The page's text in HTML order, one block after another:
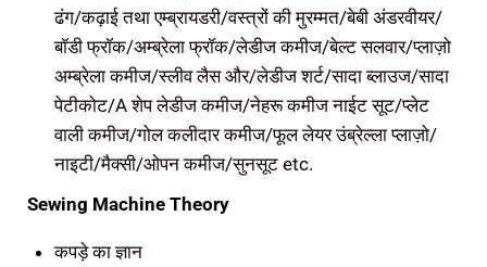
ढंग/कढ़ाई तथा एम्ब्रायडरी/वस्त्रों की मुरम्मत/बेबी अंडरवीयर/
बॉडी फ्रॉक/अम्ब्रेला फ्रॉक/लेडीज कमीज/बेल्ट सलवार/प्लाज़ो
अम्ब्रेला कमीज/स्लीव लैस और/लेडीज शर्ट/सादा ब्लाउज/सादा
पेटीकोट/A शेप लेडीज कमीज/नेहरू कमीज नाईट सूट/प्लेट
वाली कमीज/गोल कलीदार कमीज/फूल लेयर उंब्रेल्ला प्लाज़ो/
नाइटी/मैक्सी/ओपन कमीज/सुनसूट etc.
Sewing Machine Theory
कपड़े का ज्ञान